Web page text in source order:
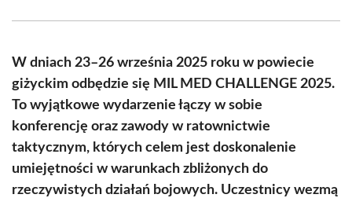
(Twitter)
W dniach 23–26 września 2025 roku w powiecie
giżyckim odbędzie się MIL MED CHALLENGE 2025.
To wyjątkowe wydarzenie łączy w sobie
konferencję oraz zawody w ratownictwie
taktycznym, których celem jest doskonalenie
umiejętności w warunkach zbliżonych do
rzeczywistych działań bojowych. Uczestnicy wezmą